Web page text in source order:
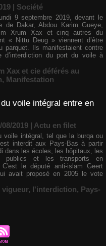
| Société
9 septembre 2019, devant le
de Dakar, Abdou Karim Gueye,
Xrum Xax et cinq autres du
« Nittu Deug » viennent d’être
parquet. Ils manifestaient contre
d’interdiction du port du voile à
Xax et cie déférés au
, Manifestation
voile intégral entre en
2019 | Actu en filet
voile intégral, tel que la burqa ou
interdit aux Pays-Bas à partir
dans les écoles, les hôpitaux, les
publics et les transports en
C'est le député anti-islam Geert
avait proposé en 2005 le vote
vigueur, l'interdiction, Pays-